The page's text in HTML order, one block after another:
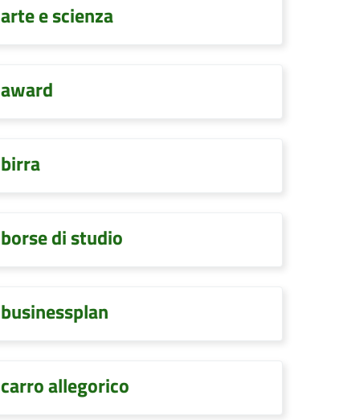
arte e scienza
award
birra
borse di studio
businessplan
carro allegorico